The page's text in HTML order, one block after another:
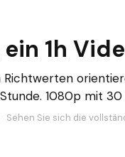
1h
1080p mit 30
Sehen Sie sich die